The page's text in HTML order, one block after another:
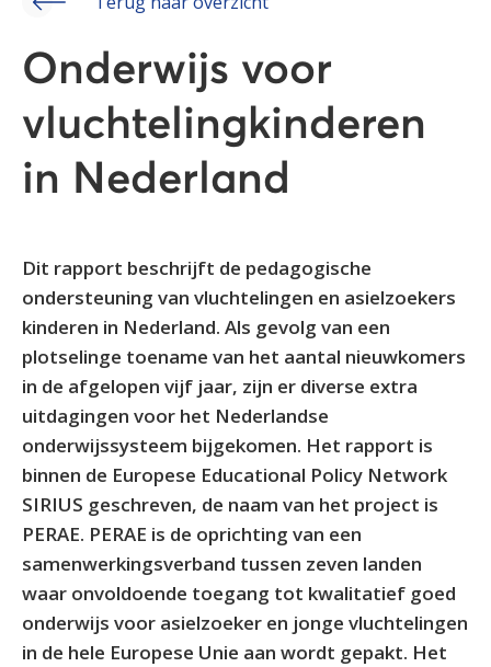
Onderwijs voor
vluchtelingkinderen
in Nederland
Dit rapport beschrijft de pedagogische
ondersteuning van vluchtelingen en asielzoekers
kinderen in Nederland. Als gevolg van een
plotselinge toename van het aantal nieuwkomers
in de afgelopen vijf jaar, zijn er diverse extra
uitdagingen voor het Nederlandse
onderwijssysteem bijgekomen. Het rapport is
binnen de Europese Educational Policy Network
SIRIUS geschreven, de naam van het project is
PERAE. PERAE is de oprichting van een
samenwerkingsverband tussen zeven landen
waar onvoldoende toegang tot kwalitatief goed
onderwijs voor asielzoeker en jonge vluchtelingen
in de hele Europese Unie aan wordt gepakt. Het